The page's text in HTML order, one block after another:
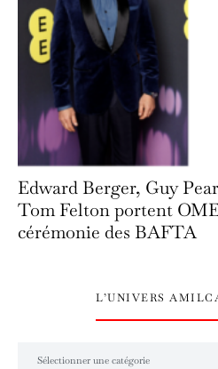
Edward Berger, Guy
Tom Felton portent
cérémonie des BAFTA
L’UNIVERS